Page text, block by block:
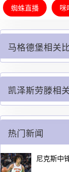
滕
蜘蛛直播 咪
马格德堡相关
凯泽斯劳滕相
热门新闻
尼克斯中